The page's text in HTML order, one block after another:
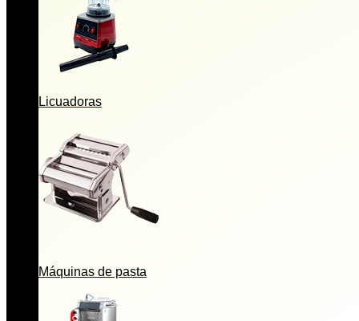
Licuadoras
Máquinas de pasta